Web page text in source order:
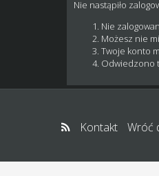
Nie nastąpiło
Nie
Możesz nie
Twoje konto
Odwiedzono
Kontakt Wróć